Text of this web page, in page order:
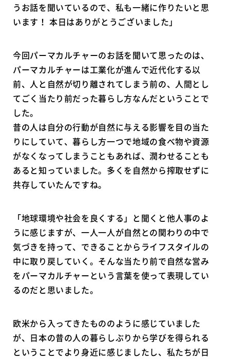
うお話を聞いているので、私も一緒に作りたいと思
います！ 本日はありがとうございました」
今回パーマカルチャーのお話を聞いて思ったのは、
パーマカルチャーは工業化が進んで近代化する以
前、人と自然が切り離されてしまう前の、人間とし
てごく当たり前だった暮らし方なんだということで
した。
昔の人は自分の行動が自然に与える影響を目の当た
りにしていて、暮らし方一つで地域の食べ物や資源
がなくなってしまうこともあれば、潤わせることも
あると知っていました。多くを自然から搾取せずに
共存していたんですね。
「地球環境や社会を良くする」と聞くと他人事のよ
うに感じますが、一人一人が自然との関わりの中で
気づきを持って、できることからライフスタイルの
中に取り戻していく。そんな当たり前で自然な営み
をパーマカルチャーという言葉を使って表現してい
るのだと思いました。
欧米から入ってきたもののように感じていました
が、日本の昔の人の暮らしぶりから学びを得られる
ということでより身近に感じましたし、私たちが日